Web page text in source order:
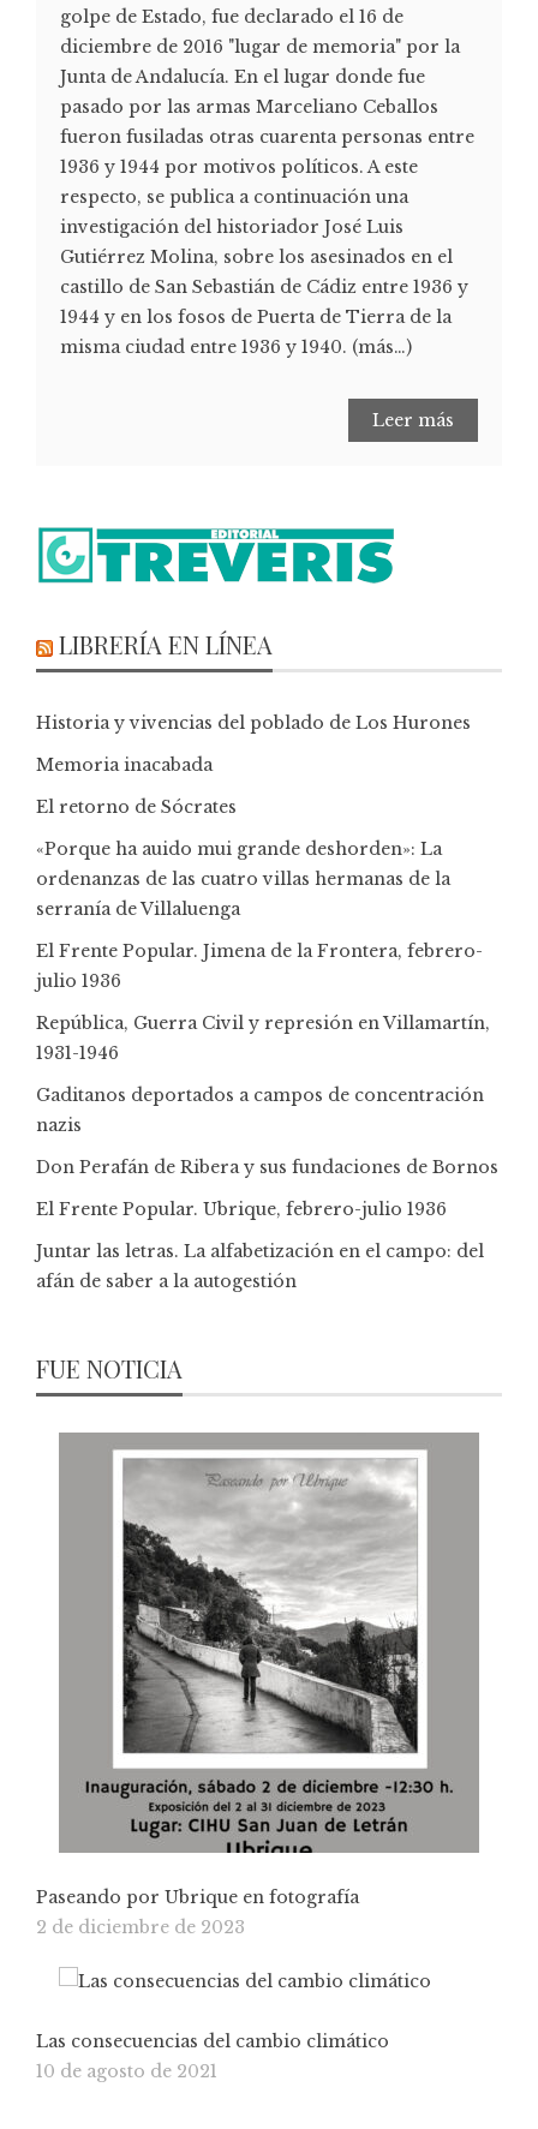
golpe de Estado, fue declarado el 16 de
diciembre de 2016 "lugar de memoria" por la
Junta de Andalucía. En el lugar donde fue
pasado por las armas Marceliano Ceballos
fueron fusiladas otras cuarenta personas entre
1936 y 1944 por motivos políticos. A este
respecto, se publica a continuación una
investigación del historiador José Luis
Gutiérrez Molina, sobre los asesinados en el
castillo de San Sebastián de Cádiz entre 1936 y
1944 y en los fosos de Puerta de Tierra de la
misma ciudad entre 1936 y 1940. (más…)
Leer más
LIBRERÍA EN LÍNEA
Historia y vivencias del poblado de Los Hurones
Memoria inacabada
El retorno de Sócrates
«Porque ha auido mui grande deshorden»: La
ordenanzas de las cuatro villas hermanas de la
serranía de Villaluenga
El Frente Popular. Jimena de la Frontera, febrero-
julio 1936
República, Guerra Civil y represión en Villamartín,
1931-1946
Gaditanos deportados a campos de concentración
nazis
Don Perafán de Ribera y sus fundaciones de Bornos
El Frente Popular. Ubrique, febrero-julio 1936
Juntar las letras. La alfabetización en el campo: del
afán de saber a la autogestión
FUE NOTICIA
Paseando por Ubrique en fotografía
2 de diciembre de 2023
Las consecuencias del cambio climático
10 de agosto de 2021